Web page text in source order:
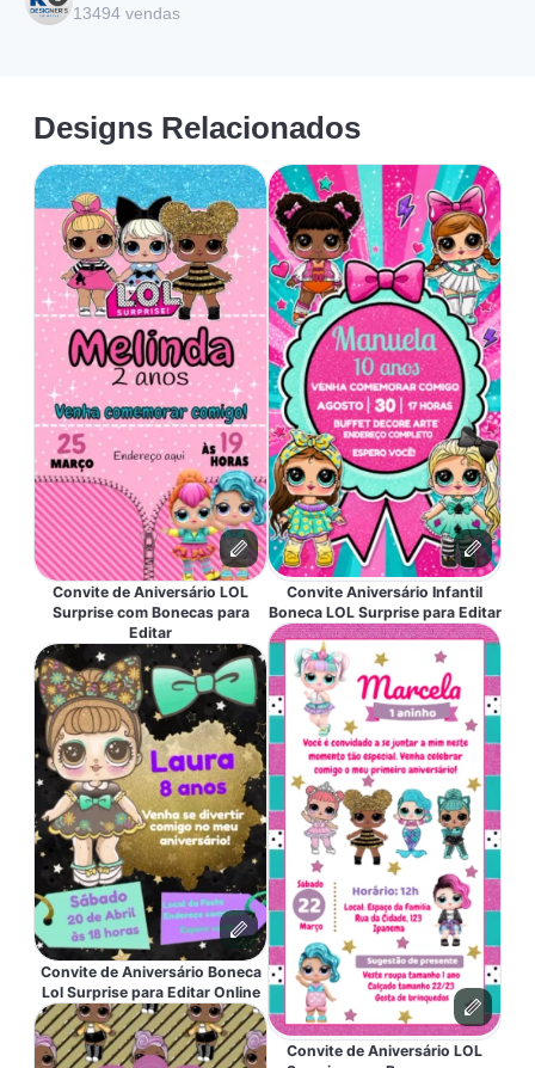
13494 vendas
Designs Relacionados
Convite de Aniversário LOL
Surprise com Bonecas para
Editar
Convite de Aniversário Boneca
Lol Surprise para Editar Online
Convite Aniversário Infantil
Boneca LOL Surprise para Editar
Convite de Aniversário LOL